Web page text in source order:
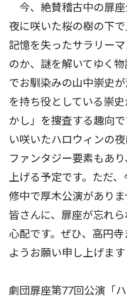
今、絶賛稽古中の扉
夜に咲いた桜の樹の下
記憶を失ったサラリー
のか、謎を解いてゆく物
でお馴染みの山中崇史
を持ち役としている崇
かし」を捜査する趣向
い咲いたハロウィンの
ファンタジー要素もあ
上げる予定です。ただ
修中で厚木公演があり
皆さんに、扉座が忘れ
心配です。ぜひ、高円
ようお願い申し上げます
劇団扉座第77回公演「